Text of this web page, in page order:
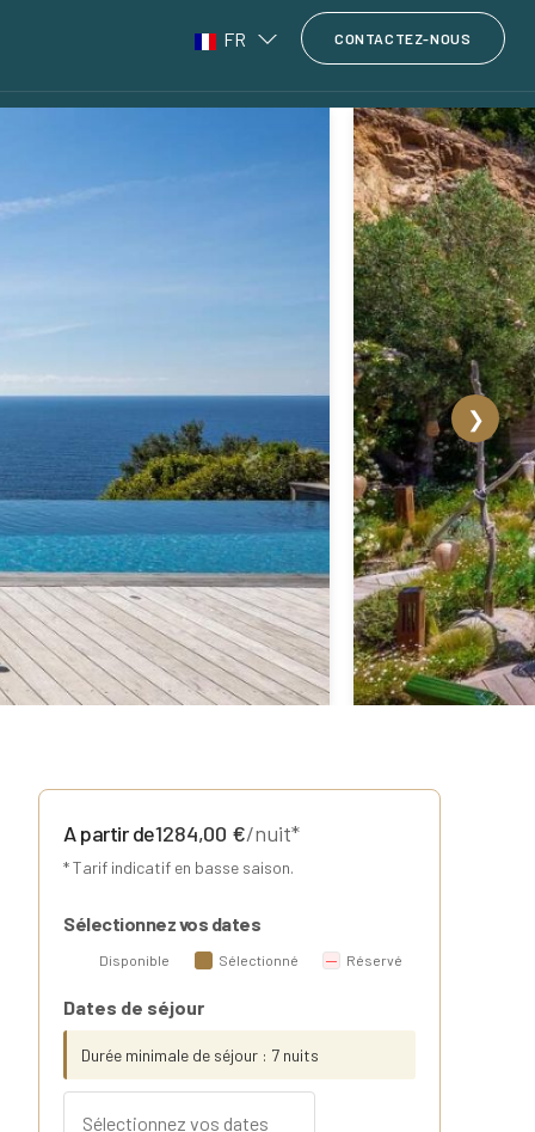
FR CONTACTEZ-NOUS
❯
A partir de1284,00 €/nuit*
* Tarif indicatif en basse saison.
Sélectionnez vos dates
Disponible Sélectionné Réservé
Dates de séjour
Durée minimale de séjour : 7 nuits